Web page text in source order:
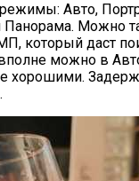
Авто,
Можно
который даст
можно в
хорошими.